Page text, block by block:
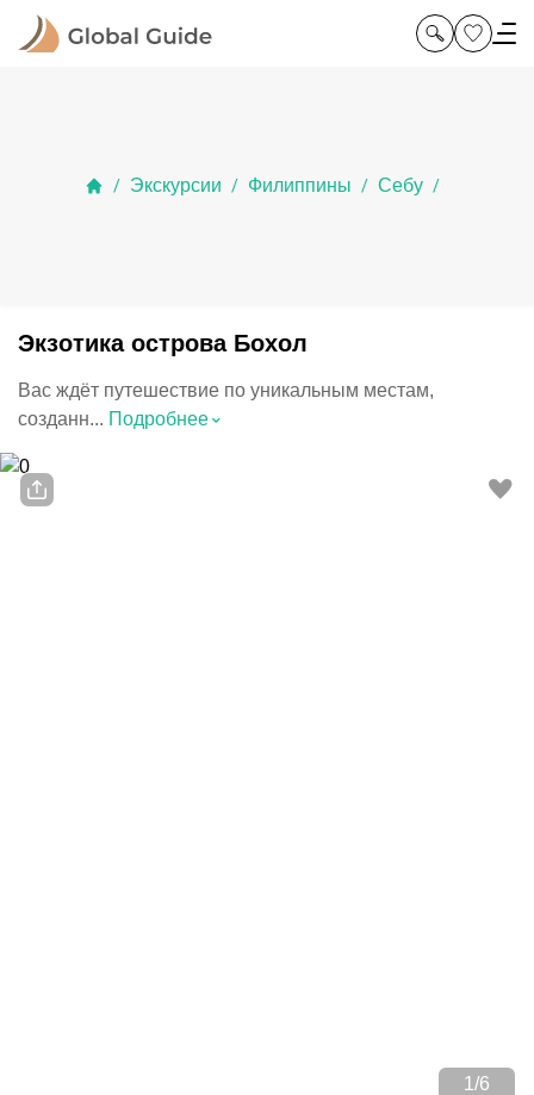
/ Экскурсии / Филиппины / Себу /
Экзотика острова Бохол
Вас ждёт путешествие по уникальным местам,
созданн... Подробнее⌃
1 /6